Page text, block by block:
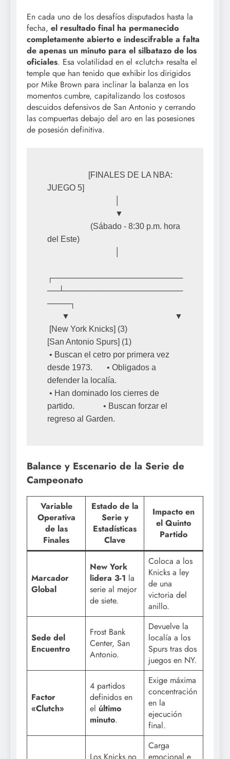
En cada uno de los desafíos disputados hasta la
fecha, el resultado final ha permanecido
completamente abierto e indescifrable a falta
de apenas un minuto para el silbatazo de los
oficiales. Esa volatilidad en el «clutch» resalta el
temple que han tenido que exhibir los dirigidos
por Mike Brown para inclinar la balanza en los
momentos cumbre, capitalizando los costosos
descuidos defensivos de San Antonio y cerrando
las compuertas debajo del aro en las posesiones
de posesión definitiva.
JUEGO 5]
del Este)
┌───────────────────────
──┴─────────────────────
────┐
[San Antonio Spurs] (1)
desde 1973.       • Obligados a
defender la localía.
partido.              • Buscan forzar el
Balance y Escenario de la Serie de
Campeonato
Variable
Operativa
de las
Finales
Estado de la
Serie y
Estadísticas
Clave
Impacto en
el Quinto
Partido
Marcador
Global
New York
lidera 3-1 la
serie al mejor
de siete.
Coloca a los
Knicks a ley
de una
victoria del
anillo.
Sede del
Encuentro
Frost Bank
Center, San
Antonio.
Devuelve la
localía a los
Spurs tras dos
juegos en NY.
Factor
«Clutch»
4 partidos
definidos en
el último
minuto.
Exige máxima
concentración
en la
ejecución
final.
Carga